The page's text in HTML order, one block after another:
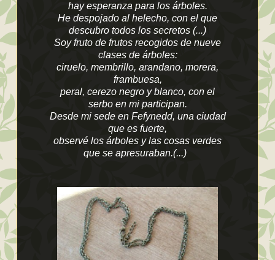
hay esperanza para los árboles.
He despojado al helecho, con el que
descubro todos los secretos (...)
Soy fruto de frutos recogidos de nueve
clases de árboles:
ciruelo, membrillo, arandano, morera,
frambuesa,
peral, cerezo negro y blanco, con el
serbo en mi participan.
Desde mi sede en Fefynedd, una ciudad
que es fuerte,
observé los árboles y las cosas verdes
que se apresuraban.(...)